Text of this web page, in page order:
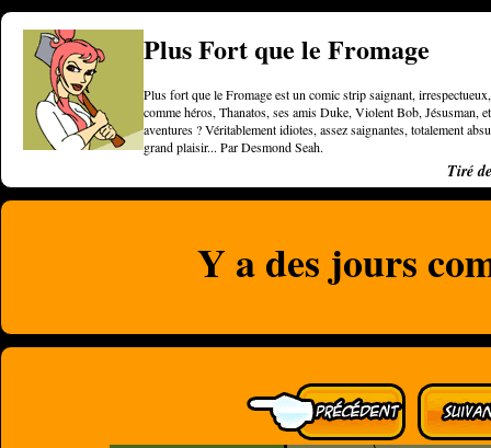
Plus Fort que le Fromage
Plus fort que le Fromage est un comic strip saignant,
comme héros, Thanatos, ses amis Duke, Violent Bob, Jésusman,
aventures ? Véritablement idiotes, assez saignantes, totalement
grand plaisir... Par Desmond Seah.
Tiré
Y a des jours